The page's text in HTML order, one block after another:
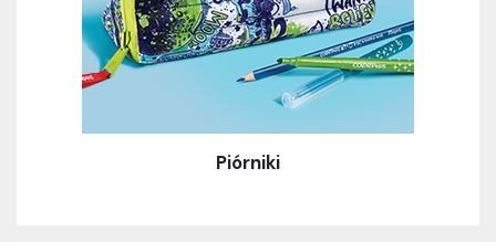
Piórniki